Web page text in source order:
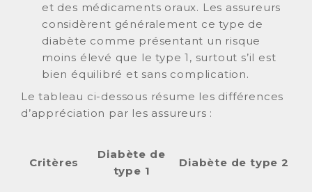
et des médicaments oraux. Les assureurs
considèrent généralement ce type de
diabète comme présentant un risque
moins élevé que le type 1, surtout s’il est
bien équilibré et sans complication.
Le tableau ci-dessous résume les différences
d’appréciation par les assureurs :
Critères
Diabète de
type 1
Diabète de type 2